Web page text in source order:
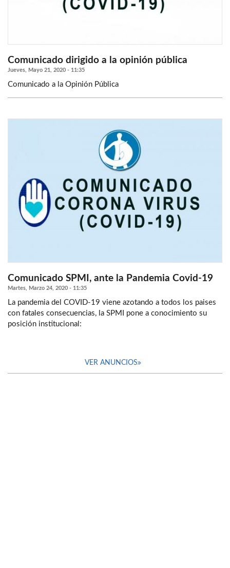
Comunicado dirigido a la opinión pública
Jueves, Mayo 21, 2020 - 11:35
Comunicado a la Opinión Pública
Comunicado SPMI, ante la Pandemia Covid-19
Martes, Marzo 24, 2020 - 11:35
La pandemia del COVID-19 viene azotando a todos los paises
con fatales consecuencias, la SPMI pone a conocimiento su
posición institucional:
VER ANUNCIOS